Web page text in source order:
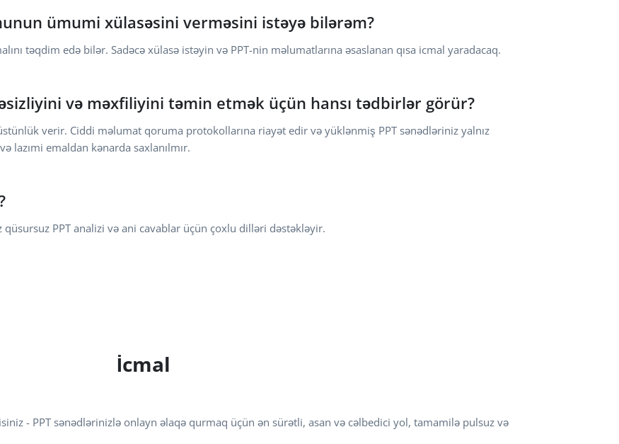
ümumi xülasəsini verməsini istəyə bilərəm?
təqdim edə bilər. Sadəcə xülasə istəyin və PPT-nin məlumatlarına əsaslanan qısa icmal yaradacaq.
və məxfiliyini təmin etmək üçün hansı tədbirlər görür?
verir. Ciddi məlumat qoruma protokollarına riayət edir və yüklənmiş PPT sənədləriniz yalnız
lazımi emaldan kənarda saxlanılmır.
PPT analizi və ani cavablar üçün çoxlu dilləri dəstəkləyir.
İcmal
- PPT sənədlərinizlə onlayn əlaqə qurmaq üçün ən sürətli, asan və cəlbedici yol, tamamilə pulsuz və